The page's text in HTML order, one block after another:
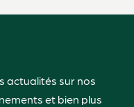
actualités sur nos
et bien plus